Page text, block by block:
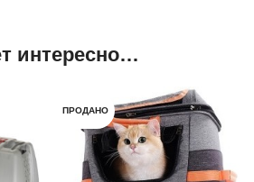
интересно…
ПРОДАНО